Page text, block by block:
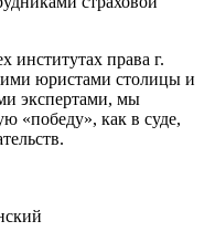
институтах права г.
юристами столицы и
экспертами, мы
«победу», как в суде,